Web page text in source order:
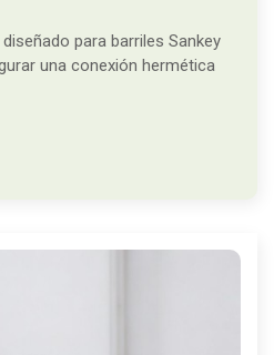
para barriles Sankey
una conexión hermética